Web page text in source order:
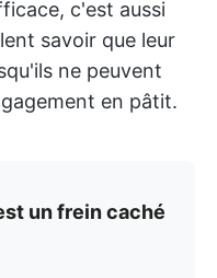
c'est aussi
savoir que leur
ne peuvent
en pâtit.
un frein caché